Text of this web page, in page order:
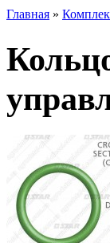
Главная »